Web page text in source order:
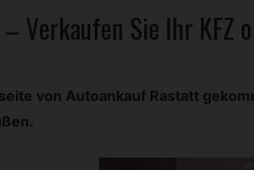
Verkaufen Sie Ihr KFZ
von Autoankauf Rastatt